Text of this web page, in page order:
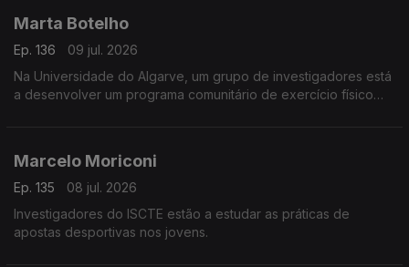
Marta Botelho
Ep. 136
09 jul. 2026
Na Universidade do Algarve, um grupo de investigadores está
a desenvolver um programa comunitário de exercício físico
Marcelo Moriconi
Ep. 135
08 jul. 2026
Investigadores do ISCTE estão a estudar as práticas de
apostas desportivas nos jovens.